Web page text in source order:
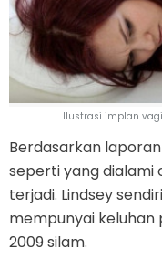
Ilustrasi implan
Berdasarkan laporan
seperti yang dialami
terjadi. Lindsey
mempunyai keluhan
2009 silam.